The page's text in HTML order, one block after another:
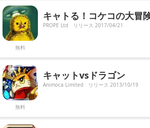
無料
キャトる！コケコの大冒
PROPE Ltd リリース 2017/04/21
無料
キャットvsドラゴン
Animoca Limited リリース 2013/10/19